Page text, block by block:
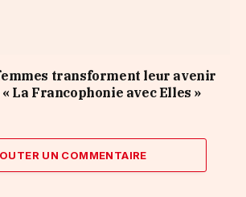
transforment leur avenir
La Francophonie avec Elles »
UN COMMENTAIRE